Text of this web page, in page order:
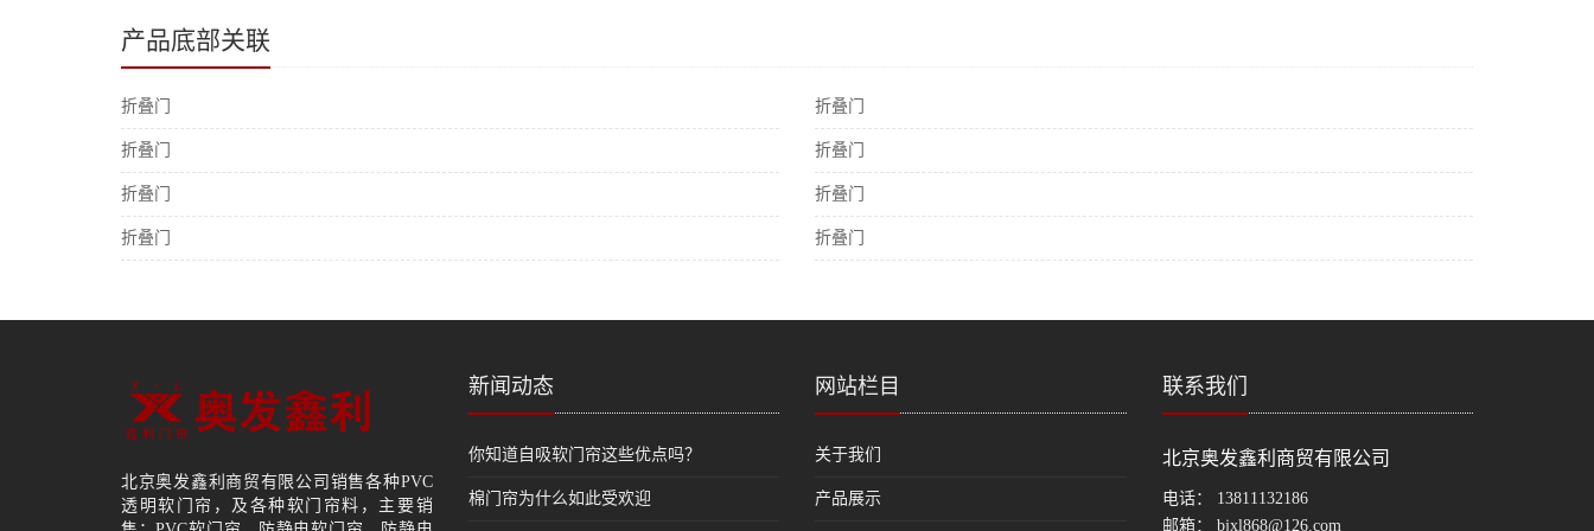
产品底部关联
折叠门 折叠门
折叠门 折叠门
折叠门 折叠门
折叠门 折叠门
北京奥发鑫利商贸有限公司销售各种PVC
透明软门帘，及各种软门帘料，主要销
新闻动态
你知道自吸软门帘这些优点吗？
棉门帘为什么如此受欢迎
网站栏目
关于我们
产品展示
联系我们
北京奥发鑫利商贸有限公司
电话： 13811132186
邮箱： bjxl868@126.com